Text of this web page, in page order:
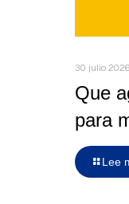
30 julio 2026
Que
para
Lee